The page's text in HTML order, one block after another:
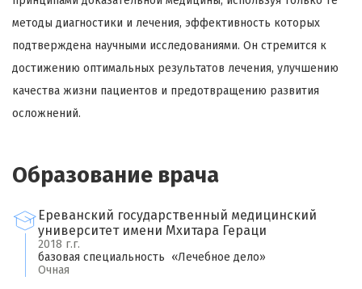
методы диагностики и лечения, эффективность которых
подтверждена научными исследованиями. Он стремится к
достижению оптимальных результатов лечения, улучшению
качества жизни пациентов и предотвращению развития
осложнений.
Образование врача
Ереванский государственный медицинский
университет имени Мхитара Гераци
2018 г.г.
базовая специальность «Лечебное дело»
Очная
Имя
Ваш возраст